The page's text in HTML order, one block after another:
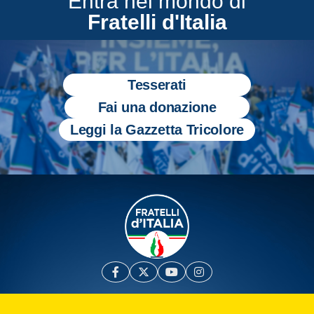
Fratelli d'Italia
Tesserati
Fai una donazione
Leggi la Gazzetta Tricolore